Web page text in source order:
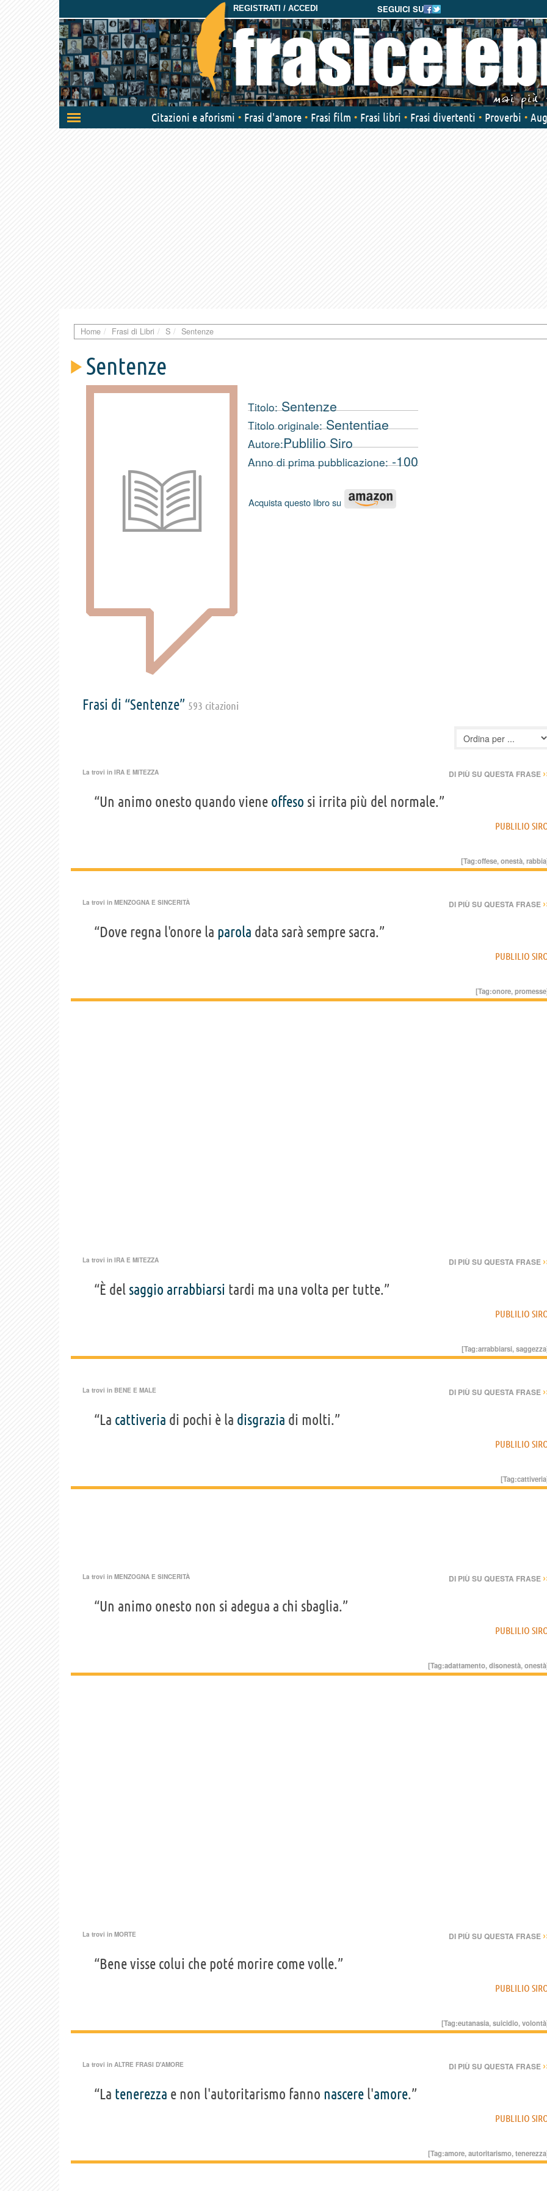
SEGUICI SU
REGISTRATI / ACCEDI
Attiva/disattiva
navigazione
Citazioni e aforismi Frasi d'amore Frasi film Frasi libri Frasi divertenti Proverbi
Home Frasi di Libri S Sentenze
Sentenze
Titolo:Sentenze
Titolo originale:Sententiae
Autore:Publilio Siro
Anno di prima pubblicazione:-100
Acquista questo libro su
Frasi di “Sentenze” 593 citazioni
La trovi in IRA E MITEZZA DI PIÙ SU QUESTA FRASE
“Un animo onesto quando viene offeso si irrita più del normale.”
PUBLILIO
[Tag:offese,onestà,rabbia
La trovi in MENZOGNA E SINCERITÀ DI PIÙ SU QUESTA FRASE
“Dove regna l'onore la parola data sarà sempre sacra.”
PUBLILIO
[Tag:onore,promesse
La trovi in IRA E MITEZZA DI PIÙ SU QUESTA FRASE
“È del saggio arrabbiarsi tardi ma una volta per tutte.”
PUBLILIO
[Tag:arrabbiarsi,saggezza
La trovi in BENE E MALE DI PIÙ SU QUESTA FRASE
“La cattiveria di pochi è la disgrazia di molti.”
PUBLILIO
[Tag:cattiveria
La trovi in MENZOGNA E SINCERITÀ DI PIÙ SU QUESTA FRASE
“Un animo onesto non si adegua a chi sbaglia.”
PUBLILIO
[Tag:adattamento,disonestà,onestà
La trovi in MORTE DI PIÙ SU QUESTA FRASE
“Bene visse colui che poté morire come volle.”
PUBLILIO
[Tag:eutanasia,suicidio,volontà
La trovi in ALTRE FRASI D'AMORE DI PIÙ SU QUESTA FRASE
“La tenerezza e non l'autoritarismo fanno nascere l'amore.”
PUBLILIO
[Tag:amore,autoritarismo,tenerezza